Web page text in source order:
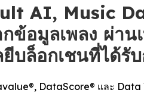
AI, Music
กข้อมูลเพลง ผ่
ยีบล็อกเชนที่ได้รั
DataScore® และ